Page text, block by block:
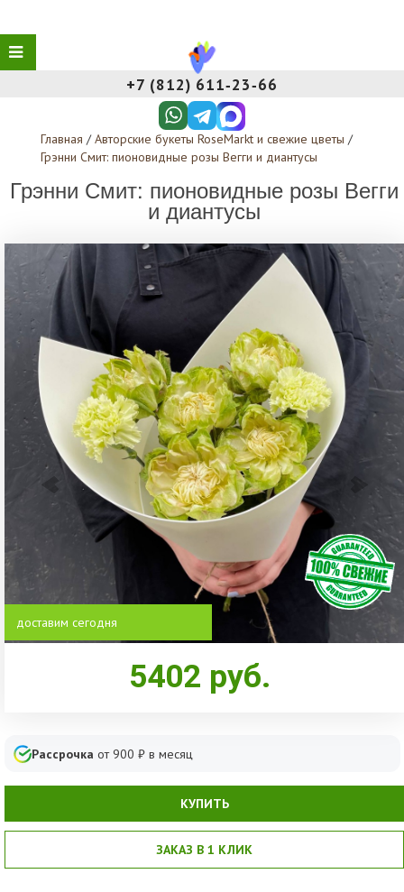
+7 (812) 611‑23‑66
Главная / Авторские букеты RoseMarkt и свежие цветы /
Грэнни Смит: пионовидные розы Вегги и диантусы
Грэнни Смит: пионовидные розы Вегги
и диантусы
доставим сегодня
5402 руб.
Рассрочка от 900 ₽ в месяц
КУПИТЬ
ЗАКАЗ В 1 КЛИК